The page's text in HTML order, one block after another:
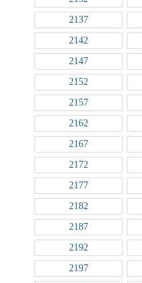
2137
2142
2147
2152
2157
2162
2167
2172
2177
2182
2187
2192
2197